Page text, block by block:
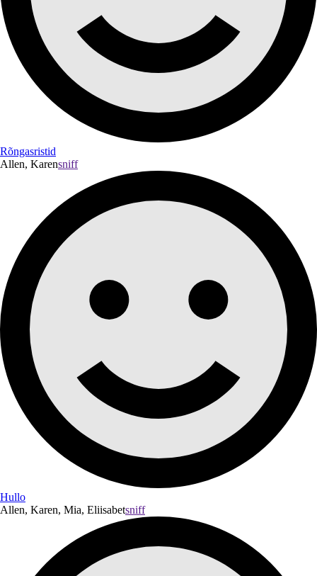
Rõngasristid
Allen, Karensniff
Hullo
Allen, Karen, Mia, Eliisabetsniff